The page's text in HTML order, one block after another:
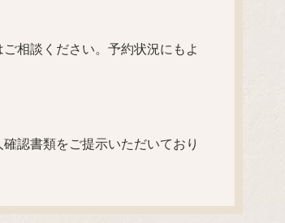
相談ください。予約状況にもよ
認書類をご提示いただいており